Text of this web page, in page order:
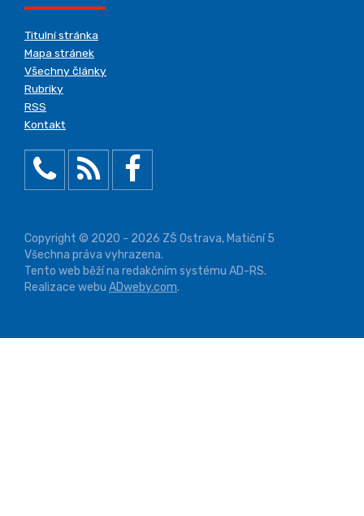
Titulní stránka
Mapa stránek
Všechny články
Rubriky
RSS
Kontakt
Copyright © 2020 - 2026 ZŠ Ostrava, Matiční 5
Všechna práva vyhrazena.
Tento web běží na redakčním systému AD-RS.
Realizace webu ADweby.com.